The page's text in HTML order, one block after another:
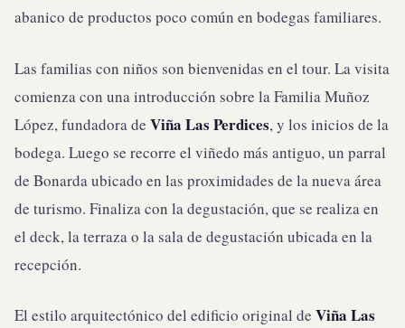
abanico de productos poco común en bodegas familiares.
Las familias con niños son bienvenidas en el tour. La visita
comienza con una introducción sobre la Familia Muñoz
López, fundadora de Viña Las Perdices, y los inicios de la
bodega. Luego se recorre el viñedo más antiguo, un parral
de Bonarda ubicado en las proximidades de la nueva área
de turismo. Finaliza con la degustación, que se realiza en
el deck, la terraza o la sala de degustación ubicada en la
recepción.
El estilo arquitectónico del edificio original de Viña Las